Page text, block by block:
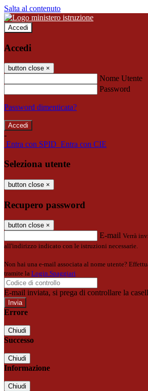
Salta al contenuto
Accedi
Accedi
button close ×
Nome Utente
Password
Password dimenticata?
-
Entra con SPID Entra con CIE
Seleziona utente
button close ×
Recupero password
button close ×
E-mail Verrà
all'indirizzo indicato con le istruzioni necessarie.
Non hai una e-mail associata al nome utente?
tramite la Login Spaggiari
E-mail inviata, si prega di controllare la
Errore
Chiudi
Successo
Chiudi
Informazione
Chiudi